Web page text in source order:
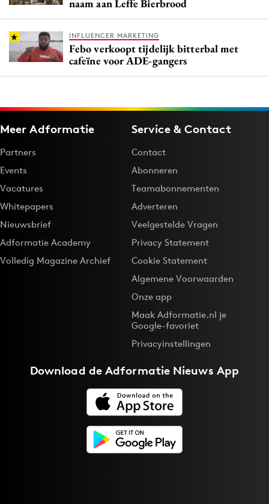
naam aan Leffe Bierbrood
INFLUENCER MARKETING
Febo verkoopt tijdelijk bitterbal met
cafeïne voor ADE-gangers
Meer Adformatie
Partners
Events
Vacatures
Whitepapers
Nieuwsbrief
Adformatie Academy
Volledig Magazine Archief
Service & Contact
Contact
Abonneren
Teamabonnementen
Adverteren
Veelgestelde Vragen
Privacy Statement
Cookie Statement
Algemene Voorwaarden
Onze app
Maak Adformatie.nl je
Google-favoriet
Privacyinstellingen
Download deAdformatie Nieuws App